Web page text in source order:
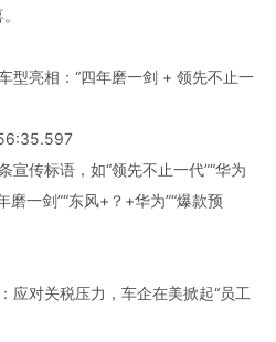
型亮相：“四年磨一剑 + 领先不止一
宣传标语，如“领先不止一代”“华为
磨一剑”“东风+？+华为”“爆款预
应对关税压力，车企在美掀起“员工